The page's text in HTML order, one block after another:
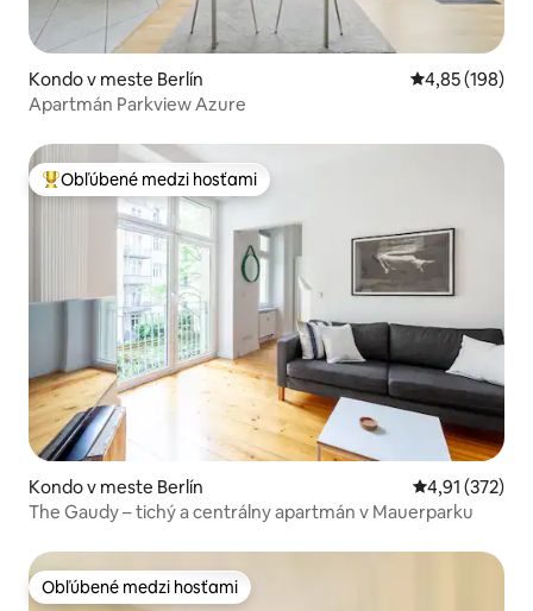
Kondo v meste Berlín Priemerné
4,85 (198)
Apartmán Parkview Azure
Najobľúbenejšie medzi hosťami
Obľúbené medzi hosťami
Kondo v meste Berlín Priemerné
4,91 (372)
The Gaudy – tichý a centrálny apartmán v Mauerparku
Obľúbené medzi hosťami
Obľúbené medzi hosťami